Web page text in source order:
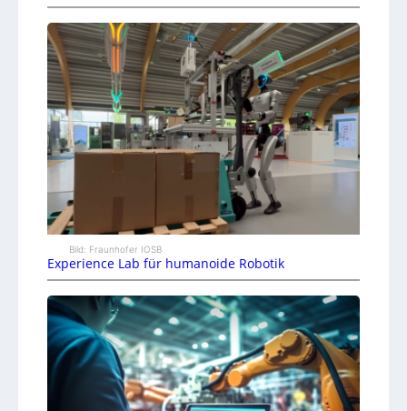
Bild: Fraunhofer IOSB
Experience Lab für humanoide Robotik